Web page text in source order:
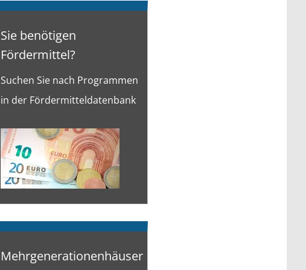
Sie benötigen
Fördermittel?
Suchen Sie nach Programmen
in der Fördermitteldatenbank
Mehrgenerationenhäuser